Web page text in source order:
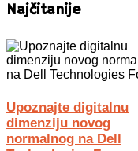
Najčitanije
Upoznajte digitalnu
dimenziju novog
normalnog na Dell